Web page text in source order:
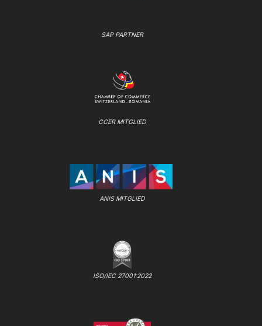
SAP PARTNER
CCER MITGLIED
ANIS MITGLIED
ISO/IEC 27001:2022